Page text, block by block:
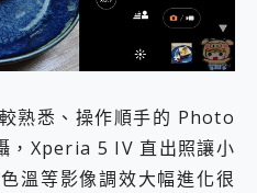
熟悉、操作順手的 Photo
，Xperia 5 IV 直出照讓小
溫等影像調效大幅進化很